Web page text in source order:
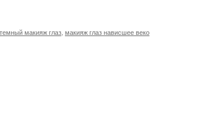
темный макияж глаз макияж глаз нависшее веко